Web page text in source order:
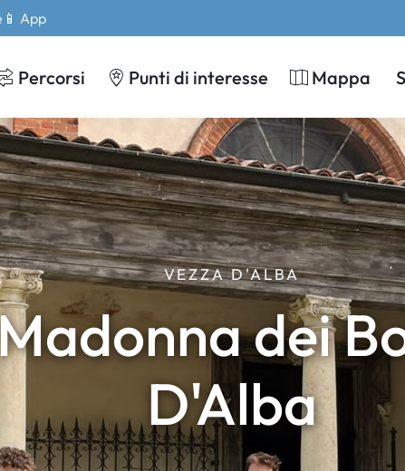
📱 App
Percorsi Punti di interesse Mappa
VEZZA D'ALBA
dei
D'Alba